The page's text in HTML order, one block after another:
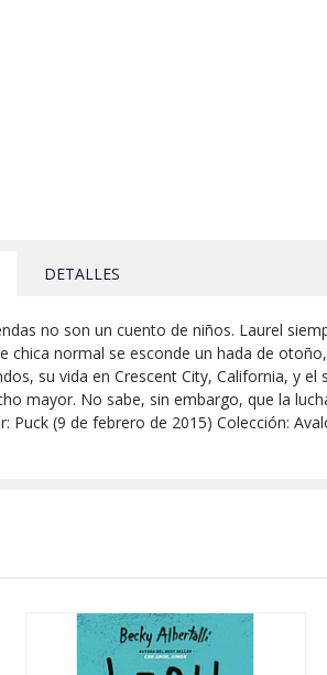
DETALLES
no son un cuento de niños. Laurel
normal se esconde un hada de
su vida en Crescent City, California, y
mayor. No sabe, sin embargo, que la
(9 de febrero de 2015) Colección: